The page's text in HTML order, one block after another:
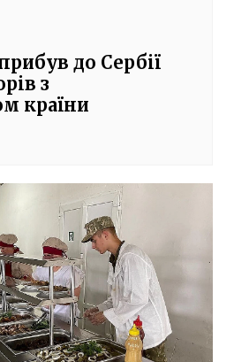
до Сербії
з
країни